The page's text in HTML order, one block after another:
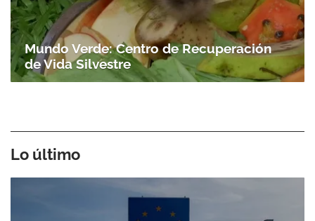
Mundo Verde: Centro de Recuperación
de Vida Silvestre
Lo último